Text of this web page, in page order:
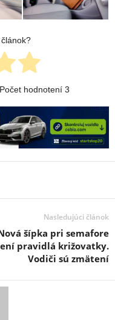
hodnotení 3
Nasledujúci článok
šípka pri semafore
pravidlá križovatky.
Vodiči sú zmätení